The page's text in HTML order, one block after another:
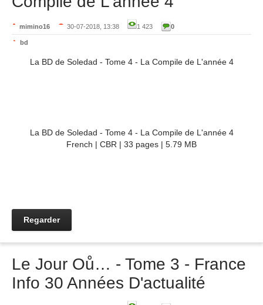
mimino16 30-07-2018, 13:38 1 423 0
bd
La BD de Soledad - Tome 4 - La Compile de L'année 4
La BD de Soledad - Tome 4 - La Compile de L'année 4
French | CBR | 33 pages | 5.79 MB
Regarder
Le Jour Oů… - Tome 3 - France
Info 30 Années D'actualité